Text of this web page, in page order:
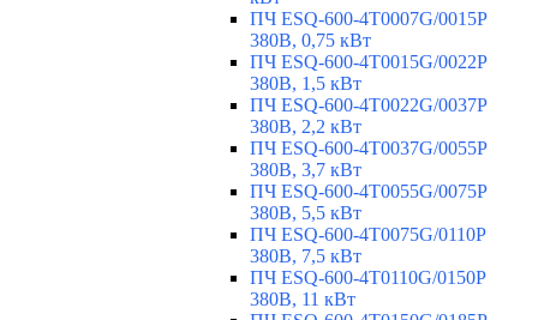
ПЧ ESQ-600-4T0007G/0015P
380В, 0,75 кВт
ПЧ ESQ-600-4T0015G/0022P
380В, 1,5 кВт
ПЧ ESQ-600-4T0022G/0037P
380В, 2,2 кВт
ПЧ ESQ-600-4T0037G/0055P
380В, 3,7 кВт
ПЧ ESQ-600-4T0055G/0075P
380В, 5,5 кВт
ПЧ ESQ-600-4T0075G/0110P
380В, 7,5 кВт
ПЧ ESQ-600-4T0110G/0150P
380В, 11 кВт